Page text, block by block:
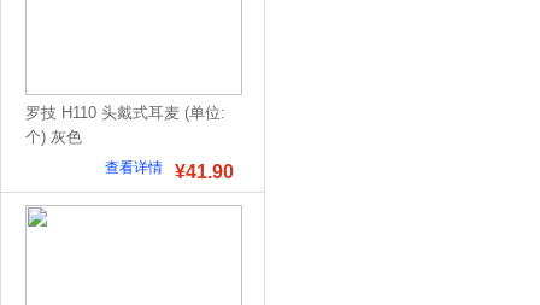
罗技 H110 头戴式耳麦 (单位:
个) 灰色
¥41.90
查看详情